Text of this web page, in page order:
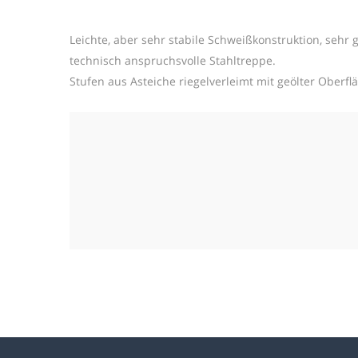
Leichte, aber sehr stabile Schweißkonstruktion, sehr
technisch anspruchsvolle Stahltreppe.
Stufen aus Asteiche riegelverleimt mit geölter